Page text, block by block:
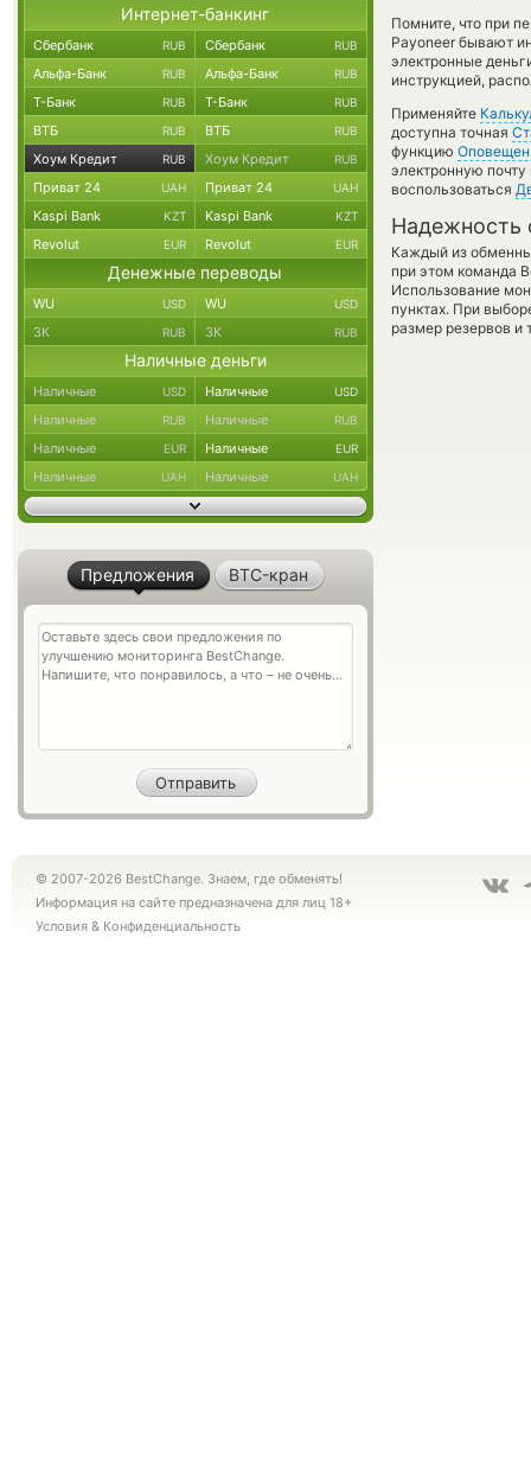
Помните, что при
Payoneer бывают
электронные
инструкцией,
Применяйте
доступна точная
функцию
электронную
воспользоваться
Надежность
Каждый из
при этом команда
Использование
пунктах. При
размер резервов и
Интернет-банкинг
Сбербанк RUB Сбербанк RUB
Альфа-Банк RUB Альфа-Банк RUB
Т-Банк RUB Т-Банк RUB
ВТБ RUB ВТБ RUB
Хоум Кредит RUB Хоум Кредит RUB
Приват 24 UAH Приват 24 UAH
Kaspi Bank KZT Kaspi Bank KZT
Revolut EUR Revolut EUR
Денежные переводы
WU USD WU USD
ЗК RUB ЗК RUB
Наличные деньги
Наличные USD Наличные USD
Наличные RUB Наличные RUB
Наличные EUR Наличные EUR
Наличные UAH Наличные UAH
Предложения BTC-кран
© 2007-2026 BestChange. Знаем, где обменять!
Информация на сайте предназначена для лиц 18+
Условия & Конфиденциальность